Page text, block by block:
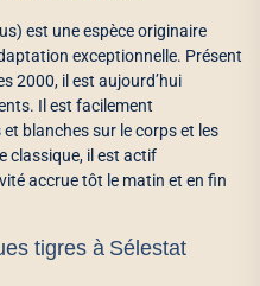
est une espèce originaire
exceptionnelle. Présent
2000, il est aujourd’hui
Il est facilement
blanches sur le corps et les
classique, il est actif
accrue tôt le matin et en fin
tigres à Sélestat